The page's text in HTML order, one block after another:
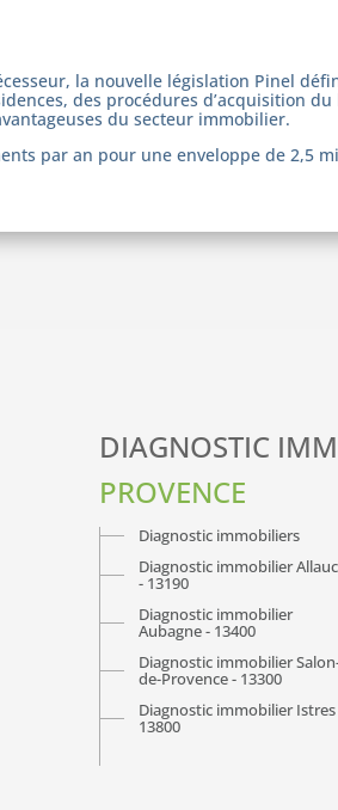
la nouvelle législation Pinel
des procédures d’acquisition
du secteur immobilier.
par an pour une enveloppe de 2,5
DIAGNOSTIC
PROVENCE
Diagnostic immobiliers
Diagnostic immobilier
- 13190
Diagnostic immobilier
Aubagne - 13400
Diagnostic immobilier
de-Provence - 13300
Diagnostic immobilier Istres
13800